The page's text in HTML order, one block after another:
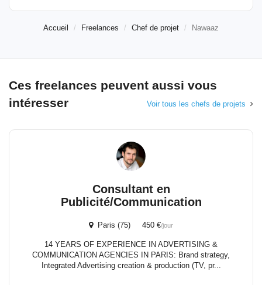
Accueil Freelances Chef de projet Nawaaz
Ces freelances peuvent aussi vous
intéresser
Voir tous les chefs de projets
Consultant en
Publicité/Communication
Paris (75) 450 €/jour
14 YEARS OF EXPERIENCE IN ADVERTISING &
COMMUNICATION AGENCIES IN PARIS: Brand strategy,
Integrated Advertising creation & production (TV, pr...